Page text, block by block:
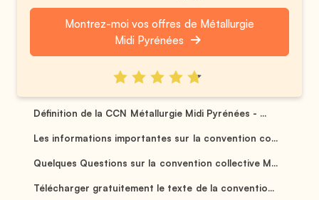
Montrez-moi vos offres de Métallurgie
Midi Pyrénées
Définition de la CCN Métallurgie Midi Pyrénées - ...
Les informations importantes sur la convention co...
Quelques Questions sur la convention collective M...
Télécharger gratuitement le texte de la conventio...